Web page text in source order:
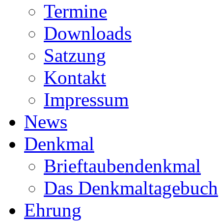
Termine
Downloads
Satzung
Kontakt
Impressum
News
Denkmal
Brieftaubendenkmal
Das Denkmaltagebuch
Ehrung